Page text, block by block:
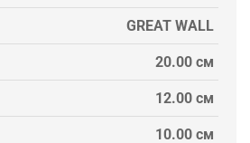
GREAT WALL
20.00 см
12.00 см
10.00 см